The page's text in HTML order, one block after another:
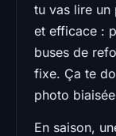
tu vas lire un
et efficace :
buses de
fixe. Ça te
photo
En saison,